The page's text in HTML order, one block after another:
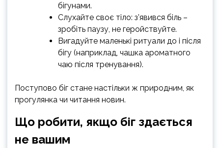
бігунами.
Слухайте своє тіло: з’явився біль –
зробіть паузу, не геройствуйте.
Вигадуйте маленькі ритуали до і після
бігу (наприклад, чашка ароматного
чаю після тренування).
Поступово біг стане настільки ж природним, як
прогулянка чи читання новин.
Що робити, якщо біг здається
не вашим